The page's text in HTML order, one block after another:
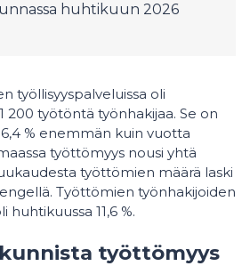
huhtikuun 2026
työllisyyspalveluissa oli
200 työtöntä työnhakijaa. Se on
% enemmän kuin vuotta
työttömyys nousi yhtä
työttömien määrä laski
Työttömien työnhakijoiden
huhtikuussa 11,6 %.
työttömyys